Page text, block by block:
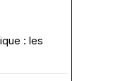
: les